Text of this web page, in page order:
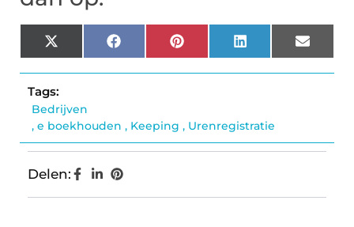
X
(Twitter)
FacebookPinterestLinkedIn Email
Tags:
Bedrijven
, e boekhouden , Keeping , Urenregistratie
Delen: